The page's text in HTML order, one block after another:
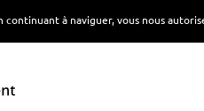
continuant à naviguer, vous nous